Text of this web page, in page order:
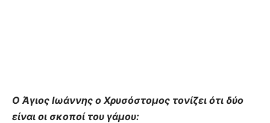
Ο Άγιος Ιωάννης ο Χρυσόστομος τονίζει ότι δύο
είναι οι σκοποί του γάμου: